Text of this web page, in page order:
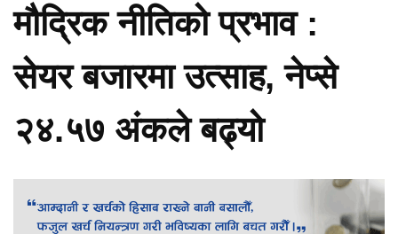
मौद्रिक नीतिको प्रभाव :
सेयर बजारमा उत्साह, नेप्से
२४.५७ अंकले बढ्यो